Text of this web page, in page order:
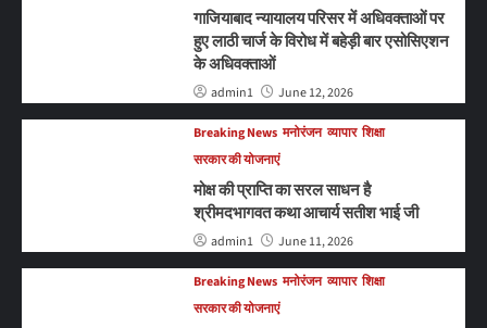
गाजियाबाद न्यायालय परिसर में अधिवक्ताओं पर
हुए लाठी चार्ज के विरोध में बहेड़ी बार एसोसिएशन
के अधिवक्ताओं
admin1 June 12, 2026
Breaking News मनोरंजन व्यापार शिक्षा
सरकार की योजनाएं
मोक्ष की प्राप्ति का सरल साधन है
श्रीमदभागवत कथा आचार्य सतीश भाई जी
admin1 June 11, 2026
Breaking News मनोरंजन व्यापार शिक्षा
सरकार की योजनाएं